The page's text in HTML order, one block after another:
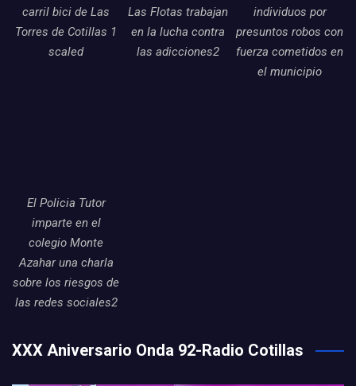
carril bici de Las
Torres de Cotillas 1
scaled
Las Flotas trabajan
en la lucha contra
las adicciones2
individuos por
presuntos robos con
fuerza cometidos en
el municipio
El Policia Tutor
imparte en el
colegio Monte
Azahar una charla
sobre los riesgos de
las redes sociales2
XXX Aniversario Onda 92-Radio Cotillas